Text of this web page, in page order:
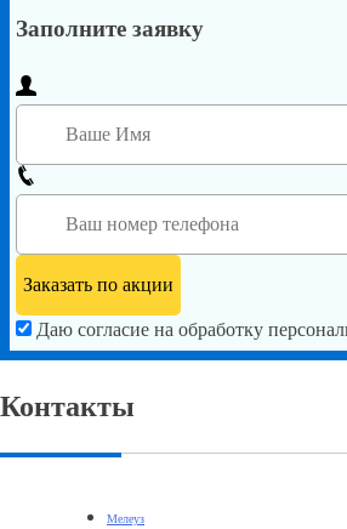
Заполните заявку
Даю согласие на обработку
Контакты
Мелеуз